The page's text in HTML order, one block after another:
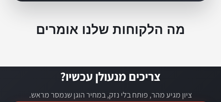
מה הלקוחות שלנו אומרים
צריכים מנעולן עכשיו?
ציון מגיע מהר, פותח בלי נזק, במחיר הוגן שנמסר מראש.